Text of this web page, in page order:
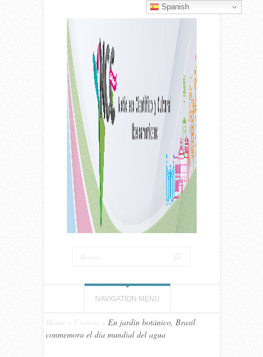
NAVIGATION MENU
Home Ciencia
En jardín botánico, Brasil
conmemora el día mundial del agua
Spanish